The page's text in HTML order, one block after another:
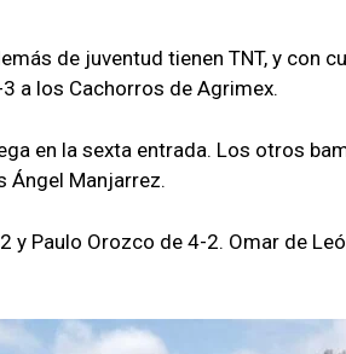
de juventud tienen TNT, y con
a los Cachorros de Agrimex.
en la sexta entrada. Los otros
Ángel Manjarrez.
y Paulo Orozco de 4-2. Omar de